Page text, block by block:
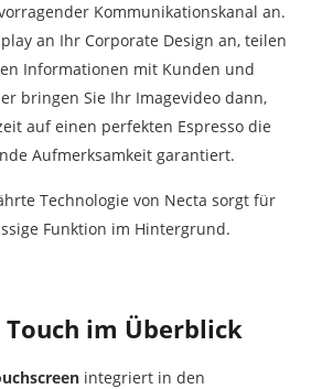
Kommunikationskanal an.
an Ihr Corporate Design an, teilen
Informationen mit Kunden und
bringen Sie Ihr Imagevideo dann,
auf einen perfekten Espresso die
Aufmerksamkeit garantiert.
Technologie von Necta sorgt für
Funktion im Hintergrund.
Touch im Überblick
integriert in den